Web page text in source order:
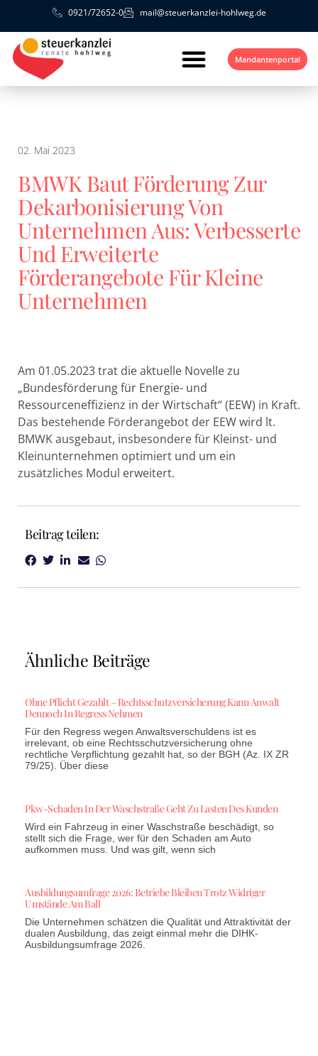
0921/72652-0 mail@steuerkanzlei-hohlweg.de
Mandantenportal
02. Mai 2023
BMWK Baut Förderung Zur
Dekarbonisierung Von
Unternehmen Aus: Verbesserte
Und Erweiterte
Förderangebote Für Kleine
Unternehmen
Am 01.05.2023 trat die aktuelle Novelle zu
„Bundesförderung für Energie- und
Ressourceneffizienz in der Wirtschaft“ (EEW) in Kraft.
Das bestehende Förderangebot der EEW wird lt.
BMWK ausgebaut, insbesondere für Kleinst- und
Kleinunternehmen optimiert und um ein
zusätzliches Modul erweitert.
Beitrag teilen:
Ähnliche Beiträge
Ohne Pflicht Gezahlt – Rechtsschutzversicherung Kann Anwalt
Dennoch In Regress Nehmen
Für den Regress wegen Anwaltsverschuldens ist es
irrelevant, ob eine Rechtsschutzversicherung ohne
rechtliche Verpflichtung gezahlt hat, so der BGH (Az. IX ZR
79/25). Über diese
Pkw-Schaden In Der Waschstraße Geht Zu Lasten Des Kunden
Wird ein Fahrzeug in einer Waschstraße beschädigt, so
stellt sich die Frage, wer für den Schaden am Auto
aufkommen muss. Und was gilt, wenn sich
Ausbildungsumfrage 2026: Betriebe Bleiben Trotz Widriger
Umstände Am Ball
Die Unternehmen schätzen die Qualität und Attraktivität der
dualen Ausbildung, das zeigt einmal mehr die DIHK-
Ausbildungsumfrage 2026.